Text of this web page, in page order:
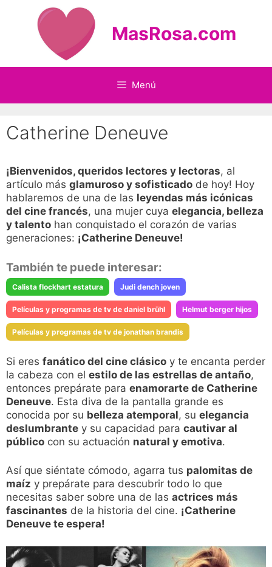
contenido
MasRosa.com
Menú
Catherine Deneuve
¡Bienvenidos, queridos lectores y lectoras, al
artículo más glamuroso y sofisticado de hoy! Hoy
hablaremos de una de las leyendas más icónicas
del cine francés, una mujer cuya elegancia, belleza
y talento han conquistado el corazón de varias
generaciones: ¡Catherine Deneuve!
También te puede interesar:
Calista flockhart estatura Judi dench joven
Películas y programas de tv de daniel brühl Helmut berger hijos
Películas y programas de tv de jonathan brandis
Si eres fanático del cine clásico y te encanta perder
la cabeza con el estilo de las estrellas de antaño,
entonces prepárate para enamorarte de Catherine
Deneuve. Esta diva de la pantalla grande es
conocida por su belleza atemporal, su elegancia
deslumbrante y su capacidad para cautivar al
público con su actuación natural y emotiva.
Así que siéntate cómodo, agarra tus palomitas de
maíz y prepárate para descubrir todo lo que
necesitas saber sobre una de las actrices más
fascinantes de la historia del cine. ¡Catherine
Deneuve te espera!